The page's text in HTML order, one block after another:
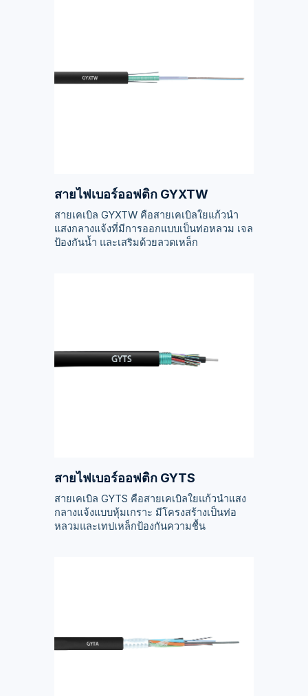
สายไฟเบอร์ออฟติก GYXTW
สายเคเบิล GYXTW คือสายเคเบิลใยแก้วนำ
แสงกลางแจ้งที่มีการออกแบบเป็นท่อหลวม เจล
ป้องกันน้ำ และเสริมด้วยลวดเหล็ก
สายไฟเบอร์ออฟติก GYTS
สายเคเบิล GYTS คือสายเคเบิลใยแก้วนำแสง
กลางแจ้งแบบหุ้มเกราะ มีโครงสร้างเป็นท่อ
หลวมและเทปเหล็กป้องกันความชื้น